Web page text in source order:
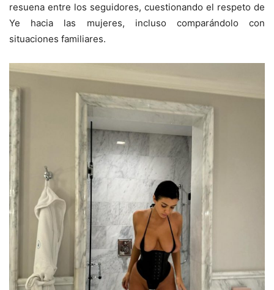
resuena entre los seguidores, cuestionando el respeto de
Ye hacia las mujeres, incluso comparándolo con
situaciones familiares.